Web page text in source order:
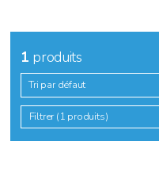
1 produits
Tri par défaut
Filtrer (1 produits)